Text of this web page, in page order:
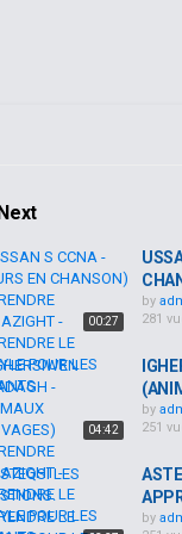
00:27
by
281
04:42
by
251
by